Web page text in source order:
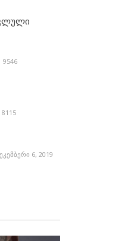
9546
8115
6, 2019